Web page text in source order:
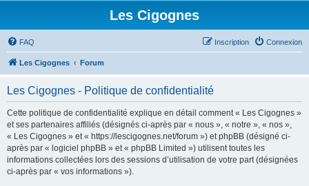
Les Cigognes
FAQ Connexion
Inscription
Les Cigognes Forum
Les Cigognes - Politique de confidentialité
Cette politique de confidentialité explique en détail comment « Les Cigognes »
et ses partenaires affiliés (désignés ci-après par « nous », « notre », « nos »,
« Les Cigognes » et « https://lescigognes.net/forum ») et phpBB (désigné ci-
après par « logiciel phpBB » et « phpBB Limited ») utilisent toutes les
informations collectées lors des sessions d’utilisation de votre part (désignées
ci-après par « vos informations »).